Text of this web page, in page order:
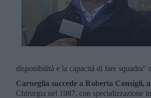
disponibilità e la capacità di fare squadra"
Carneglia succede a Roberta Consigli,
Chirurgia nel 1987, con specializzazione